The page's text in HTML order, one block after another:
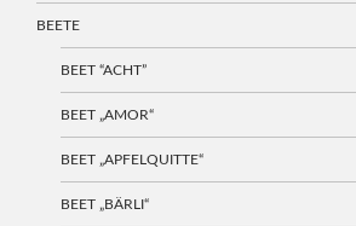
BEETE
BEET “ACHT”
BEET „AMOR“
BEET „APFELQUITTE“
BEET „BÄRLI“